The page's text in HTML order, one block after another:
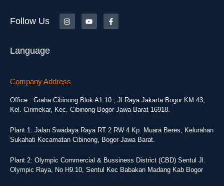
Follow Us
Language
Company Address
Office : Graha Cibinong Blok A1.10 , Jl Raya Jakarta Bogor KM 43,
Kel. Cirimekar, Kec. Cibinong Bogor Jawa Barat 16918.
Plant 1: Jalan Swadaya Raya RT 2 RW 4 Kp. Muara Beres, Kelurahan
Sukahati Kecamatan Cibinong, Bogor-Jawa Barat.
Plant 2: Olympic Commercial & Bussiness District (CBD) Sentul Jl.
Olympic Raya, No H9.10, Sentul Kec Babakan Madang Kab Bogor